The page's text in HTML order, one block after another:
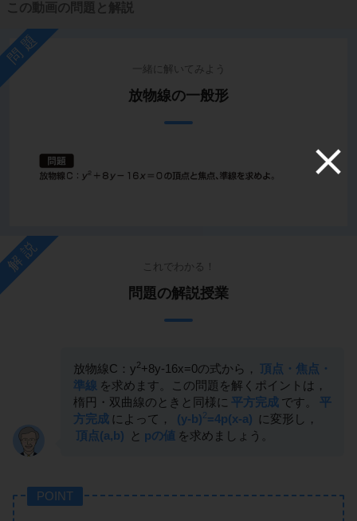
この動画の問題と解説
問題
一緒に解いてみよう
放物線の一般形
解説 これでわかる！
問題の解説授業
放物線C：y2+8y-16x=0の式から， 頂点・焦点・
準線 を求めます。この問題を解くポイントは，
楕円・双曲線のときと同様に 平方完成 です。
平
方完成 によって， (y-b)2=4p(x-a) に変形し，
頂点(a,b)
と pの値 を求めましょう。
POINT